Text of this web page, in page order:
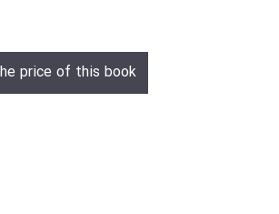
price of this book